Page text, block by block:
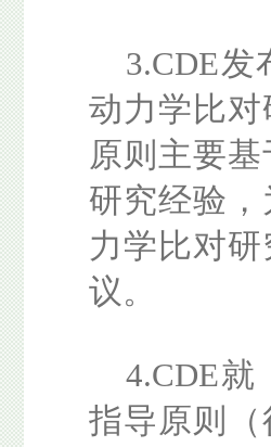
3.CDE
动力学比
原则主要
研究经验
力学比对
议。
4.CDE
指导原则